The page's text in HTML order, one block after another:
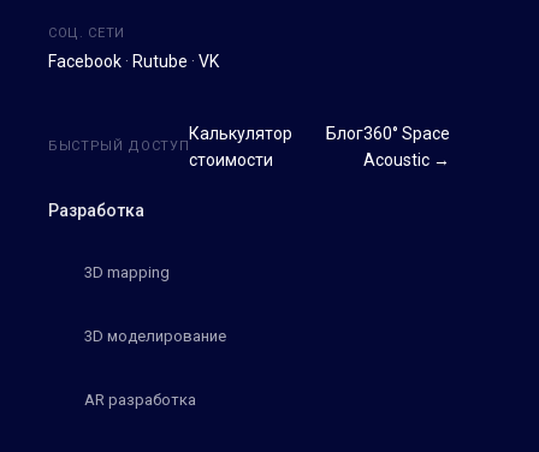
СОЦ. СЕТИ
Facebook · Rutube · VK
Разработка
3D mapping
3D моделирование
AR разработка
БЫСТРЫЙ ДОСТУП
Калькулятор
стоимости
Блог360° Space
Acoustic →